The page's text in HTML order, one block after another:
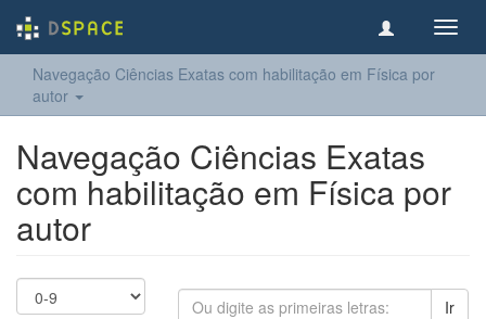
Navegação Ciências Exatas com habilitação em Física por
autor
Navegação Ciências Exatas
com habilitação em Física por
autor
Ir